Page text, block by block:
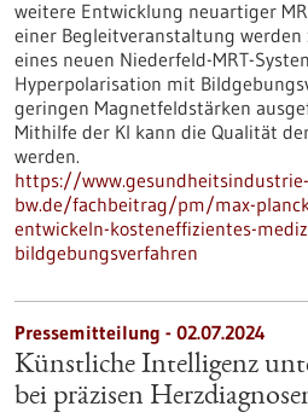
weitere Entwicklung neuartiger
einer Begleitveranstaltung werden
eines neuen Niederfeld-MRT-
Hyperpolarisation mit
geringen Magnetfeldstärken
Mithilfe der KI kann die Qualität
werden.
https://www.gesundheitsindustrie-
bw.de/fachbeitrag/pm/max-
entwickeln-kosteneffizientes-
bildgebungsverfahren
Pressemitteilung - 02.07.2024
Künstliche Intelligenz
bei präzisen